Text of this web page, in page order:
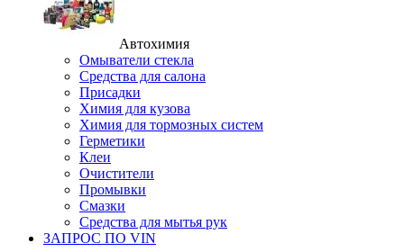
Автохимия
Омыватели стекла
Средства для салона
Присадки
Химия для кузова
Химия для тормозных систем
Герметики
Клеи
Очистители
Промывки
Смазки
Средства для мытья рук
ЗАПРОС ПО VIN